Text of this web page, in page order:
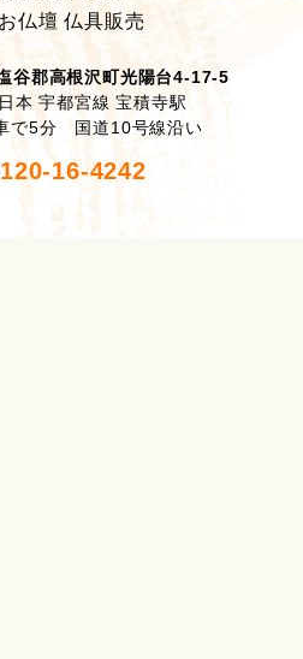
お仏壇 仏具販売
谷郡高根沢町光陽台4-17-5
本 宇都宮線 宝積寺駅
で5分 国道10号線沿い
16-4242